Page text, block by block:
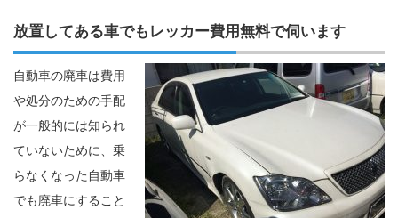
放置してある車でもレッカー費用無料で伺います
自動車の廃車は費用
や処分のための手配
が一般的には知られ
ていないために、乗
らなくなった自動車
でも廃車にすること